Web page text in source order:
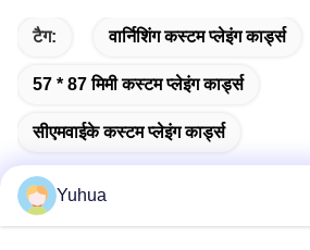
टैग: वार्निशिंग कस्टम प्लेइंग कार्ड्स
57 * 87 मिमी कस्टम प्लेइंग कार्ड्स
सीएमवाईके कस्टम प्लेइंग कार्ड्स
Yuhua